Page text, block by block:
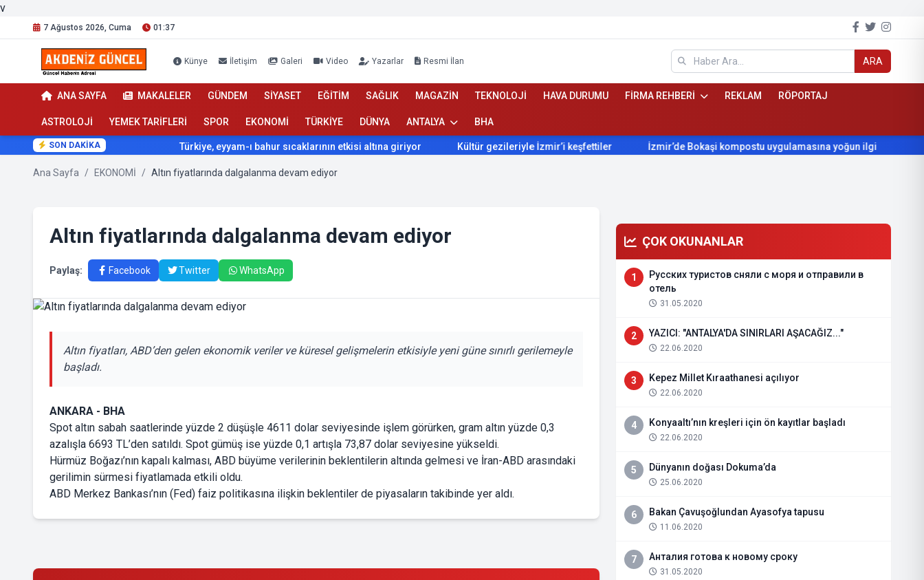
v
7 Ağustos 2026, Cuma 01:37
Künye İletişim Galeri Video Yazarlar Resmi İlan ARA
ANA SAYFA MAKALELER GÜNDEM SİYASET EĞİTİM SAĞLIK MAGAZİN TEKNOLOJİ HAVA DURUMU FİRMA REHBERİ REKLAM RÖPORTAJ
ASTROLOJİ YEMEK TARİFLERİ SPOR EKONOMİ TÜRKİYE DÜNYA ANTALYA BHA
SON DAKİKA Türkiye, eyyam-ı bahur sıcaklarının etkisi altına giriyor Kültür gezileriyle İzmir’i keşfettiler İzmir’de Bokaşi kompostu uygulamasına yoğun ilgi
Ana Sayfa / EKONOMİ / Altın fiyatlarında dalgalanma devam ediyor
Altın fiyatlarında dalgalanma devam ediyor
Paylaş: Facebook Twitter WhatsApp
Altın fiyatları, ABD’den gelen ekonomik veriler ve küresel gelişmelerin etkisiyle yeni güne sınırlı gerilemeyle
başladı.
ANKARA - BHA
Spot altın sabah saatlerinde yüzde 2 düşüşle 4611 dolar seviyesinde işlem görürken, gram altın yüzde 0,3
azalışla 6693 TL’den satıldı. Spot gümüş ise yüzde 0,1 artışla 73,87 dolar seviyesine yükseldi.
Hürmüz Boğazı’nın kapalı kalması, ABD büyüme verilerinin beklentilerin altında gelmesi ve İran-ABD arasındaki
gerilimin sürmesi fiyatlamada etkili oldu.
ABD Merkez Bankası’nın (Fed) faiz politikasına ilişkin beklentiler de piyasaların takibinde yer aldı.
ÇOK OKUNANLAR
1
Русских туристов сняли с моря и отправили в
отель
31.05.2020
2 YAZICI: "ANTALYA'DA SINIRLARI AŞACAĞIZ..."
22.06.2020
3 Kepez Millet Kıraathanesi açılıyor
22.06.2020
4 Konyaaltı’nın kreşleri için ön kayıtlar başladı
22.06.2020
5 Dünyanın doğası Dokuma’da
25.06.2020
6 Bakan Çavuşoğlundan Ayasofya tapusu
11.06.2020
7 Анталия готова к новому сроку
31.05.2020